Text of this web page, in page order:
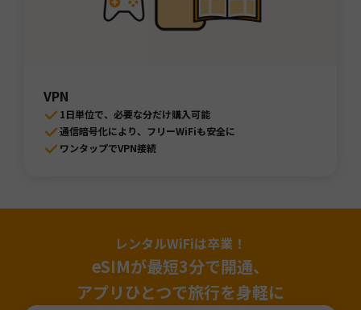
VPN
1日単位で、必要な分だけ購入可能
通信暗号化により、フリーWiFiも安全に
ワンタップでVPN接続
レンタルWiFiは卒業！
eSIMが最短3分で開通、
アプリひとつで旅行を身軽に